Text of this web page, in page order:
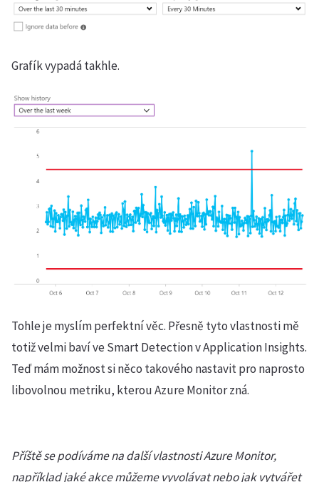
Grafík vypadá takhle.
Tohle je myslím perfektní věc. Přesně tyto vlastnosti mě
totiž velmi baví ve Smart Detection v Application Insights.
Teď mám možnost si něco takového nastavit pro naprosto
libovolnou metriku, kterou Azure Monitor zná.
Příště se podíváme na další vlastnosti Azure Monitor,
například jaké akce můžeme vyvolávat nebo jak vytvářet